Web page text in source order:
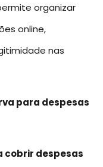
organizar
online,
nas
para despesas
cobrir despesas